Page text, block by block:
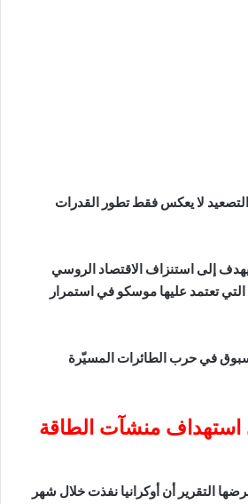
التصعيد لا يعكس فقط تطور القدرات
يهدف إلى استنزاف الاقتصاد الروسي
تعتمد عليها موسكو في استمرار
في حرب الطائرات المسيّرة
استهداف منشآت الطاقة
التقرير أن أوكرانيا نفذت خلال شهر